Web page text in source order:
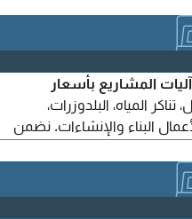
المشاريع بأسعار
المياه، البلدوزرات،
البناء والإنشاءات. نضمن
على أفضل العروض وعرض